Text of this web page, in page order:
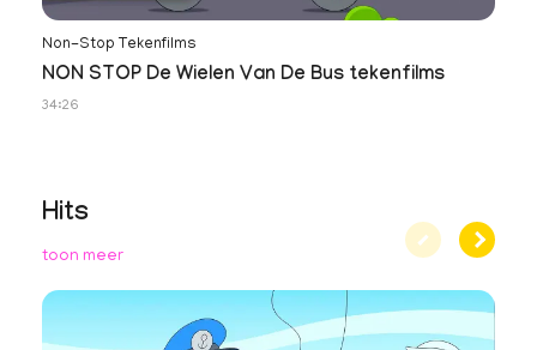
Non-Stop Tekenfilms
NON STOP De Wielen Van De Bus tekenfilms
34:26
Hits
toon meer